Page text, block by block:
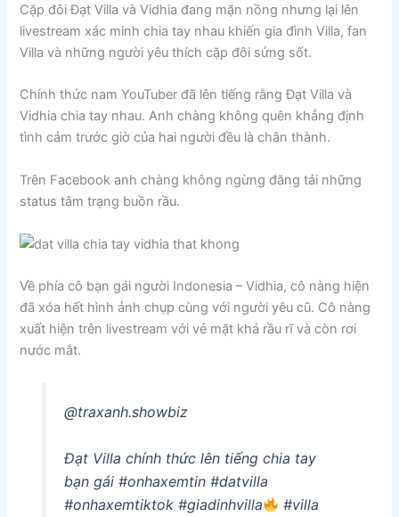
Cặp đôi Đạt Villa và Vidhia đang mặn nồng nhưng lại lên
livestream xác minh chia tay nhau khiến gia đình Villa, fan
Villa và những người yêu thích cặp đôi sửng sốt.
Chính thức nam YouTuber đã lên tiếng rằng Đạt Villa và
Vidhia chia tay nhau. Anh chàng không quên khẳng định
tình cảm trước giờ của hai người đều là chân thành.
Trên Facebook anh chàng không ngừng đăng tải những
status tâm trạng buồn rầu.
Về phía cô bạn gái người Indonesia – Vidhia, cô nàng hiện
đã xóa hết hình ảnh chụp cùng với người yêu cũ. Cô nàng
xuất hiện trên livestream với vẻ mặt khá rầu rĩ và còn rơi
nước mắt.
@traxanh.showbiz
Đạt Villa chính thức lên tiếng chia tay
bạn gái #onhaxemtin #datvilla
#onhaxemtiktok #giadinhvilla
#villa